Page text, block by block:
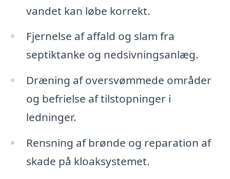
vandet kan løbe korrekt.
Fjernelse af affald og slam fra
septiktanke og nedsivningsanlæg.
Dræning af oversvømmede områder
og befrielse af tilstopninger i
ledninger.
Rensning af brønde og reparation af
skade på kloaksystemet.